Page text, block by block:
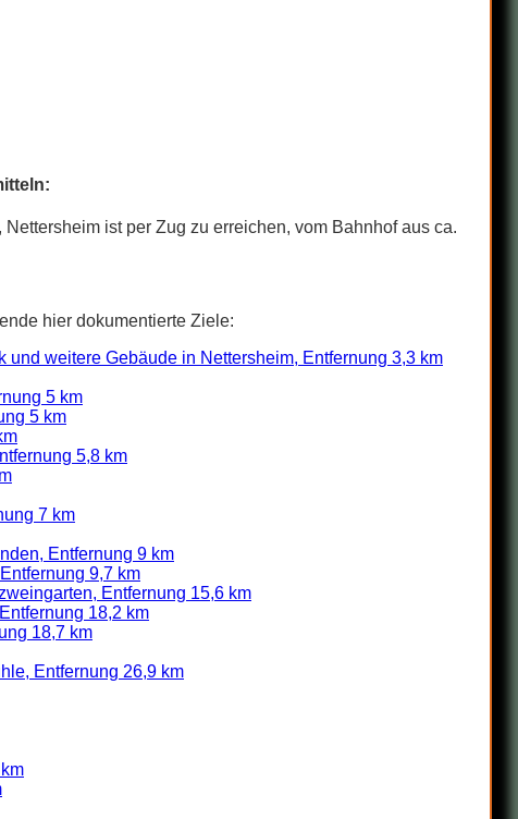
ist per Zug zu erreichen, vom Bahnhof aus ca.
hier dokumentierte Ziele:
weitere Gebäude in Nettersheim, Entfernung 3,3 km
5 km
5 km
5,8 km
7 km
Entfernung 9 km
9,7 km
Entfernung 15,6 km
18,2 km
18,7 km
Entfernung 26,9 km